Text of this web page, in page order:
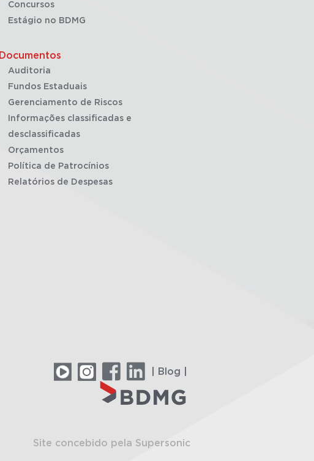
Concursos
Estágio no BDMG
Documentos
Auditoria
Fundos Estaduais
Gerenciamento de Riscos
Informações classificadas e
desclassificadas
Orçamentos
Política de Patrocínios
Relatórios de Despesas
| Blog |
Site concebido pela Supersonic